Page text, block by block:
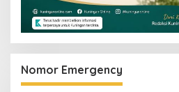
Nomor Emergency